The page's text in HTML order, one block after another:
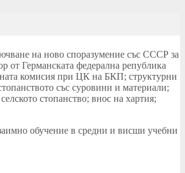
на ново споразумение със СССР за
от Германската федерална република
комисия при ЦК на БКП; структурни
със суровини и материали;
стопанство; внос на хартия;
обучение в средни и висши учебни